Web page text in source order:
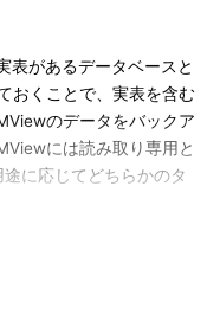
があるデータベースと
おくことで、実表を含む
のデータをバックア
には読み取り専用と
に応じてどちらかのタ
MViewに反映されていな